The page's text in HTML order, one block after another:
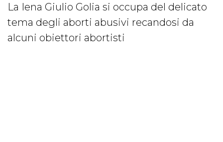
La Iena Giulio Golia si occupa del delicato
tema degli aborti abusivi recandosi da
alcuni obiettori abortisti